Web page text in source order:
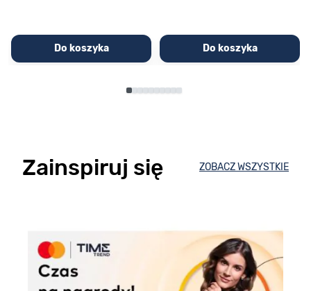
Do koszyka Do koszyka
Zainspiruj się ZOBACZ WSZYSTKIE